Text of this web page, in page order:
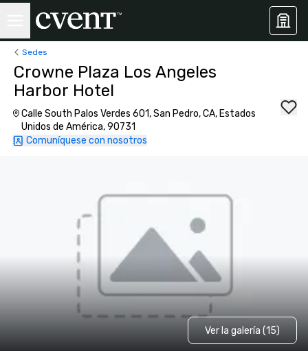
Sedes
Crowne Plaza Los Angeles
Harbor Hotel
Calle South Palos Verdes 601, San Pedro, CA, Estados
Unidos de América, 90731
Comuníquese con nosotros
Ver la galería (15)